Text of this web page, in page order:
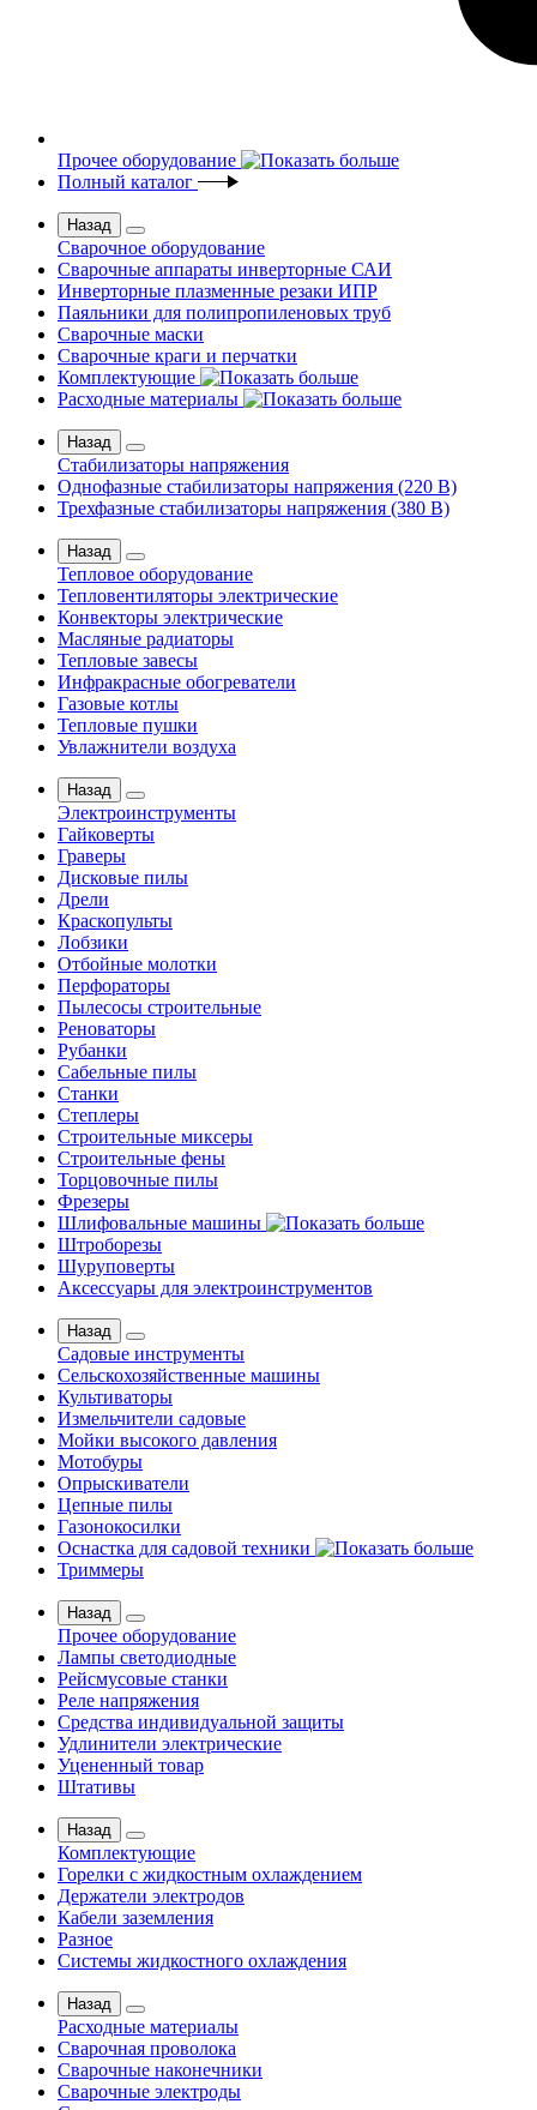
Прочее оборудование
Полный каталог
Назад
Сварочное оборудование
Сварочные аппараты инверторные САИ
Инверторные плазменные резаки ИПР
Паяльники для полипропиленовых труб
Сварочные маски
Сварочные краги и перчатки
Комплектующие
Расходные материалы
Назад
Стабилизаторы напряжения
Однофазные стабилизаторы напряжения (220 В)
Трехфазные стабилизаторы напряжения (380 В)
Назад
Тепловое оборудование
Тепловентиляторы электрические
Конвекторы электрические
Масляные радиаторы
Тепловые завесы
Инфракрасные обогреватели
Газовые котлы
Тепловые пушки
Увлажнители воздуха
Назад
Электроинструменты
Гайковерты
Граверы
Дисковые пилы
Дрели
Краскопульты
Лобзики
Отбойные молотки
Перфораторы
Пылесосы строительные
Реноваторы
Рубанки
Сабельные пилы
Станки
Степлеры
Строительные миксеры
Строительные фены
Торцовочные пилы
Фрезеры
Шлифовальные машины
Штроборезы
Шуруповерты
Аксессуары для электроинструментов
Назад
Садовые инструменты
Сельскохозяйственные машины
Культиваторы
Измельчители садовые
Мойки высокого давления
Мотобуры
Опрыскиватели
Цепные пилы
Газонокосилки
Оснастка для садовой техники
Триммеры
Назад
Прочее оборудование
Лампы светодиодные
Рейсмусовые станки
Реле напряжения
Средства индивидуальной защиты
Удлинители электрические
Уцененный товар
Штативы
Назад
Комплектующие
Горелки с жидкостным охлаждением
Держатели электродов
Кабели заземления
Разное
Системы жидкостного охлаждения
Назад
Расходные материалы
Сварочная проволока
Сварочные наконечники
Сварочные электроды